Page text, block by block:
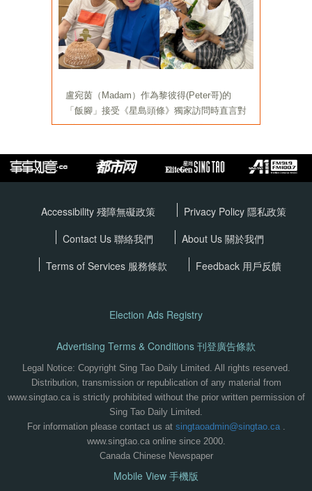
Accessibility 殘障無礙政策 Privacy Policy 隱私政策
Contact Us 聯絡我們
About Us 關於我們
Terms of Services 服務條款 Feedback 用戶反饋
Election Ads Registry
Advertising Terms & Conditions 刊登廣告條款
Legal Notice: Copyright Sing Tao Daily Limited. All rights reserved.
Distribution, transmission or republication of any material from
www.singtao.ca is strictly prohibited without the prior written permission of
Sing Tao Daily Limited.
For information please contact us at singtaoadmin@singtao.ca.
www.singtao.ca online since 2000.
Canada Chinese Newspaper
Mobile View 手機版